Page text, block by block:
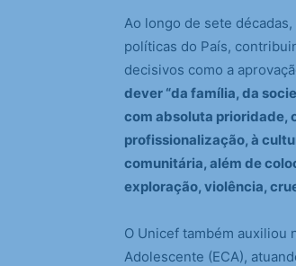
Ao longo de sete
políticas do País,
decisivos como a
dever “da família, da
com absoluta prioridade,
profissionalização, à
comunitária, além de
exploração, violência,
O Unicef também auxiliou
Adolescente (ECA),